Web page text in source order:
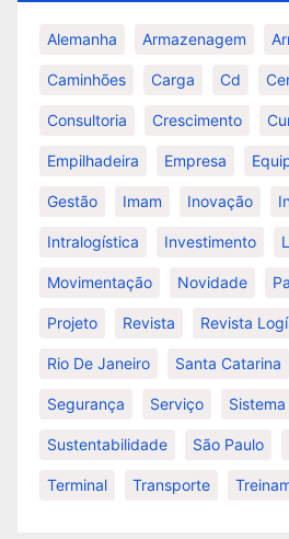
Alemanha Armazenagem
Caminhões Carga Cd
Consultoria Crescimento
Empilhadeira Empresa
Gestão Imam Inovação
Intralogística Investimento
Movimentação Novidade
Projeto Revista Revista
Rio De Janeiro Santa Catarina
Segurança Serviço Sistema
Sustentabilidade São Paulo
Terminal Transporte